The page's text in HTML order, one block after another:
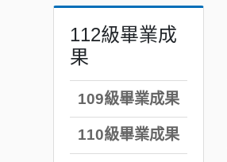
112級畢業成
果
109級畢業成果
110級畢業成果